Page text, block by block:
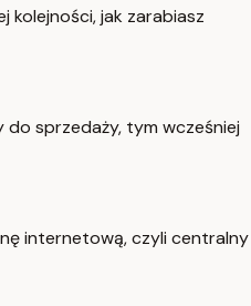
kolejności, jak zarabiasz
do sprzedaży, tym wcześniej
internetową, czyli centralny